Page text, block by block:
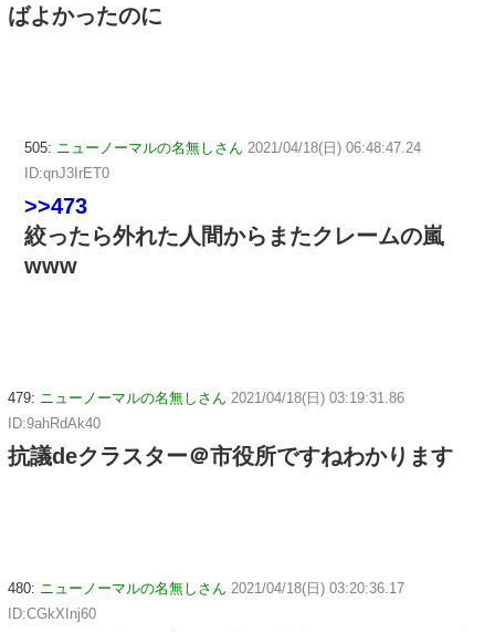
ばよかったのに
505: ニューノーマルの名無しさん 2021/04/18(日) 06:48:47.24
ID:qnJ3IrET0
>>473
絞ったら外れた人間からまたクレームの嵐
www
479: ニューノーマルの名無しさん 2021/04/18(日) 03:19:31.86
ID:9ahRdAk40
抗議deクラスター＠市役所ですねわかります
480: ニューノーマルの名無しさん 2021/04/18(日) 03:20:36.17
ID:CGkXInj60